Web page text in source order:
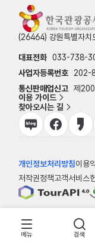
(26464) 강원특별자치
대표전화 033-738-
사업자등록번호
202-
통신판매업신고 제
이용 가이드
찾아오시는 길
개인정보처리방침이용
저작권정책고객서비스
© 한국관광공사
메뉴 검색